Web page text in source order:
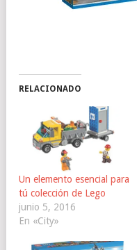
RELACIONADO
Un elemento esencial para
tú colección de Lego
junio 5, 2016
En «City»